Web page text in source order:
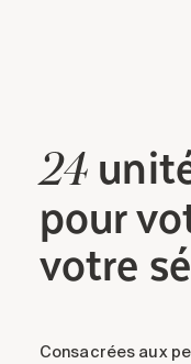
24
pour
votre
Consacrées aux